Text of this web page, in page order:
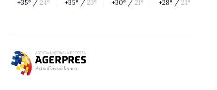
+35° / 24° +35° / 23° +30° / 21° +28° / 21°